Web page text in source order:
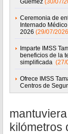
Güémez (30/07/
Ceremonia de
Internado
2026 (29/07/
Imparte IMSS
beneficios de la
simplificada (27/
Ofrece IMSS
Centros de
kilómetros